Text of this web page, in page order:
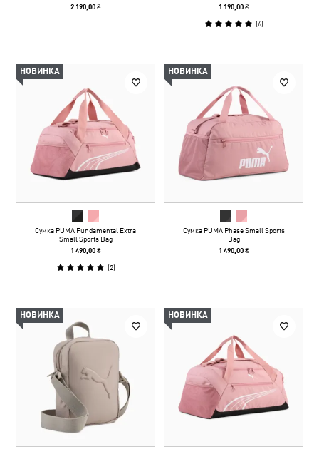
2 190,00 ₴ 1 190,00 ₴
(6)
НОВИНКА
Сумка PUMA Fundamental Extra
Small Sports Bag
1 490,00 ₴
(2)
НОВИНКА
Сумка PUMA Phase Small Sports
Bag
1 490,00 ₴
НОВИНКА НОВИНКА